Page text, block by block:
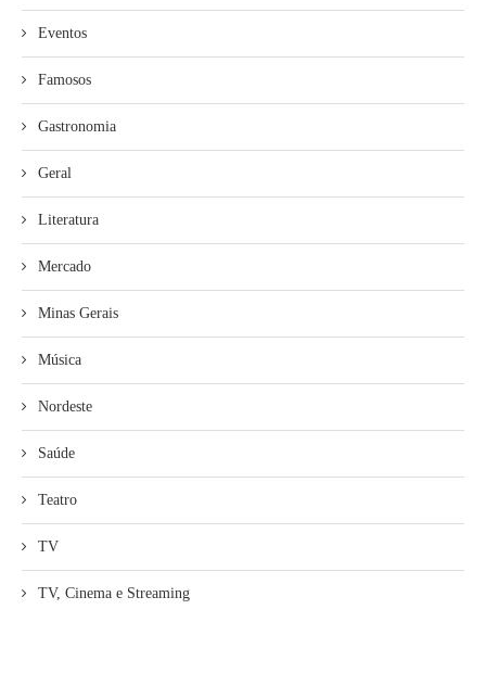
Eventos
Famosos
Gastronomia
Geral
Literatura
Mercado
Minas Gerais
Música
Nordeste
Saúde
Teatro
TV
TV, Cinema e Streaming